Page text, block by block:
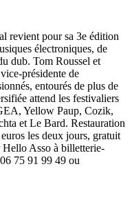
revient pour sa 3e édition
électroniques, de
dub. Tom Roussel et
présidente de
entourés de plus de
attend les festivaliers
Yellow Paup, Cozik,
et Le Bard. Restauration
les deux jours, gratuit
Asso à billetterie-
75 91 99 49 ou